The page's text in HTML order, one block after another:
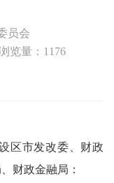
员会
览量：1176
区市发改委、财政
财政金融局：